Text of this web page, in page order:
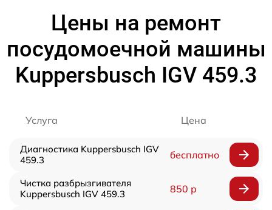
Цены на ремонт
посудомоечной машины
Kuppersbusch IGV 459.3
Услуга Цена
Диагностика Kuppersbusch IGV
459.3
бесплатно
Чистка разбрызгивателя
Kuppersbusch IGV 459.3
850 р